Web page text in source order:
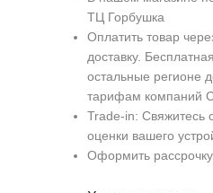
ТЦ Горбушка
Оплатить товар
доставку.
остальные регионе
тарифам компаний
Trade-in: Свяжитесь
оценки вашего
Оформить